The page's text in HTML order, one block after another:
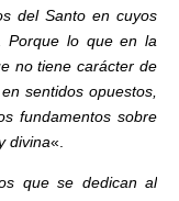
del Santo en cuyos
Porque lo que en la
no tiene carácter de
sentidos opuestos,
fundamentos sobre
divina«.
que se dedican al